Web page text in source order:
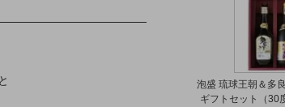
泡盛 琉球王朝＆多
ギフトセット（30